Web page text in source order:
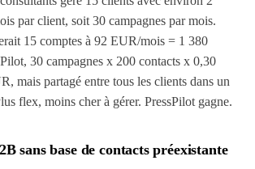
par client, soit 30 campagnes par mois.
15 comptes à 92 EUR/mois = 1 380
30 campagnes x 200 contacts x 0,30
mais partagé entre tous les clients dans un
flex, moins cher à gérer. PressPilot gagne.
sans base de contacts préexistante